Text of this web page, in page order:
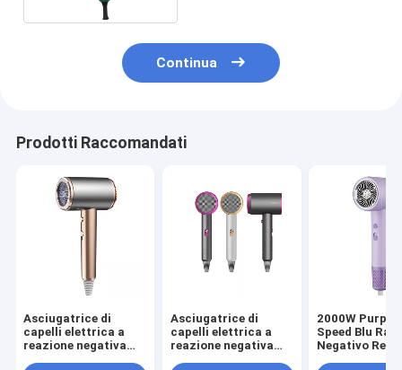
Continua
Prodotti Raccomandati
Asciugatrice di
capelli elettrica a
reazione negativa
Asciugatrice di
capelli elettrica a
reazione negativa
2000W Purple
Speed Blu Ray
Negativo